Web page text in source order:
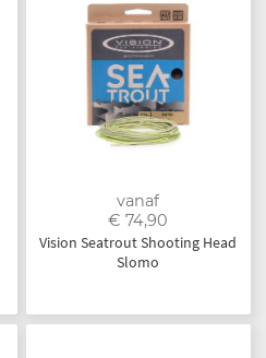
vanaf
€ 74,90
Vision Seatrout Shooting Head
Slomo